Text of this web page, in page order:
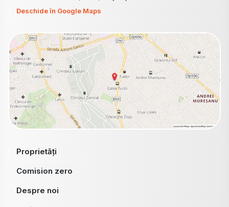
Deschide în Google Maps
Proprietăți
Comision zero
Despre noi